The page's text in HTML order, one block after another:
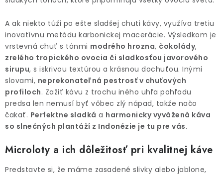
A ak niekto túži po ešte sladšej chuti kávy, využíva tretiu
inovatívnu metódu karbonickej macerácie. Výsledkom je
vrstevná chuť s tónmi modrého hrozna, čokolády,
zrelého tropického ovocia či sladkosťou javorového
sirupu, s iskrivou textúrou a krásnou dochuťou. Inými
slovami, neprekonateľná pestrosť v chuťových
profiloch. Zažiť kávu z trochu iného uhľa pohľadu
predsa len nemusí byť vôbec zlý nápad, takže načo
čakať. Perfektne sladká a harmonicky vyvážená káva
so slnečných plantáží z Indonézie je tu pre vás.
Microloty a ich dôležitosť pri kvalitnej káve
Predstavte si, že máme zasadené slivky alebo jablone,